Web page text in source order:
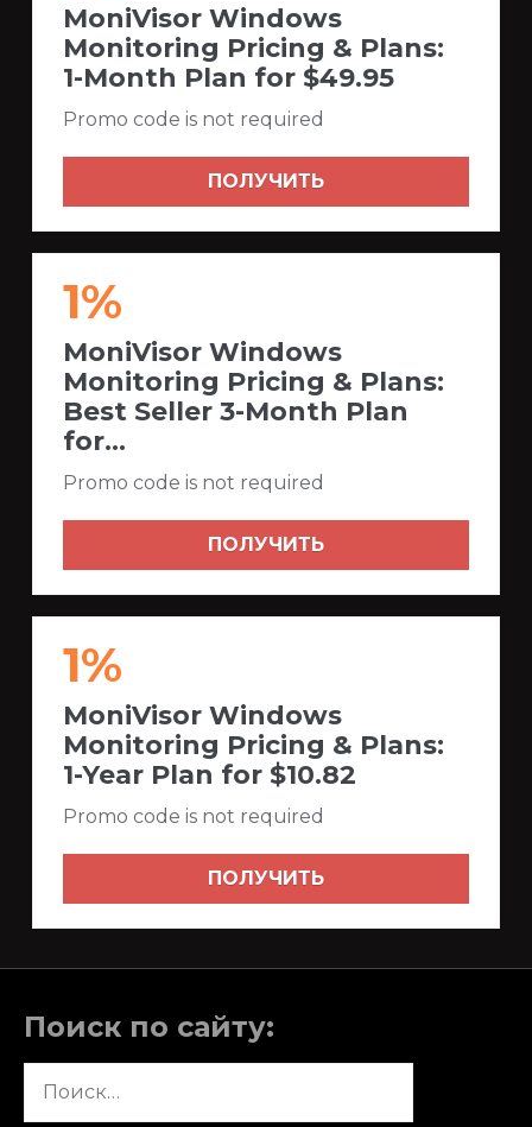
MoniVisor Windows
Monitoring Pricing & Plans:
1-Month Plan for $49.95
Promo code is not required
ПОЛУЧИТЬ
1%
MoniVisor Windows
Monitoring Pricing & Plans:
Best Seller 3-Month Plan
for...
Promo code is not required
ПОЛУЧИТЬ
1%
MoniVisor Windows
Monitoring Pricing & Plans:
1-Year Plan for $10.82
Promo code is not required
ПОЛУЧИТЬ
Поиск по сайту: